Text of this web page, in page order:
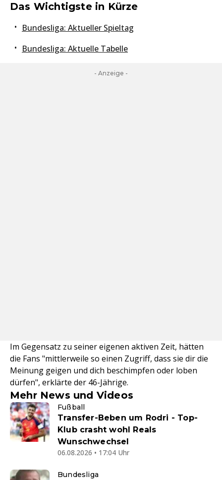
Das Wichtigste in Kürze
Bundesliga: Aktueller Spieltag
Bundesliga: Aktuelle Tabelle
- Anzeige -
Im Gegensatz zu seiner eigenen aktiven Zeit, hätten
die Fans "mittlerweile so einen Zugriff, dass sie dir die
Meinung geigen und dich beschimpfen oder loben
dürfen", erklärte der 46-Jährige.
Mehr News und Videos
Fußball
Transfer-Beben um Rodri - Top-
Klub crasht wohl Reals
Wunschwechsel
06.08.2026 • 17:04 Uhr
Bundesliga